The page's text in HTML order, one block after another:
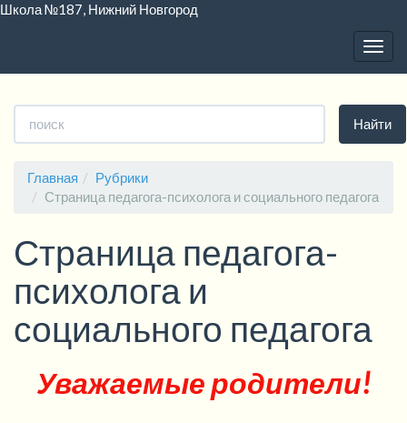
Школа №187, Нижний Новгород
Размер шрифта:
A A
Найти
Главная
Рубрики
Страница педагога-психолога и социального педагога
Страница педагога-
психолога и
социального педагога
Уважаемые родители!